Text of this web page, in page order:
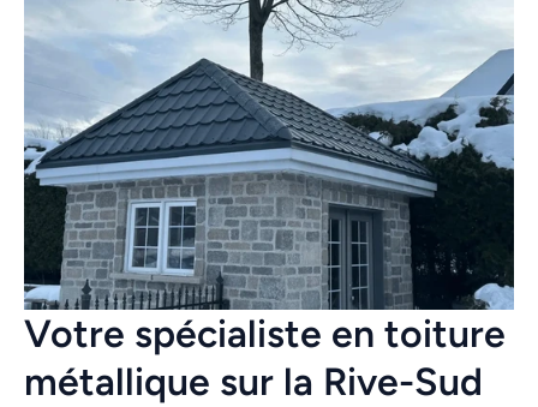
Votre spécialiste en toiture
métallique sur la Rive-Sud